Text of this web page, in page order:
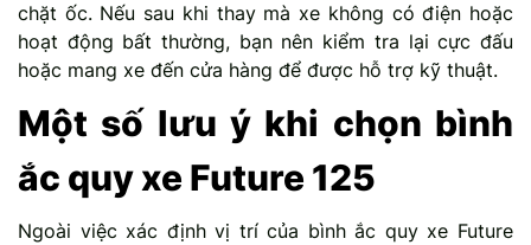
chặt ốc. Nếu sau khi thay mà xe không có điện hoặc
hoạt động bất thường, bạn nên kiểm tra lại cực đấu
hoặc mang xe đến cửa hàng để được hỗ trợ kỹ thuật.
Một số lưu ý khi chọn bình
ắc quy xe Future 125
Ngoài việc xác định vị trí của bình ắc quy xe Future